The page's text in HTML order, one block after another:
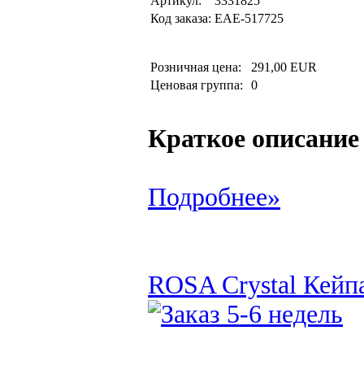
Код заказа: EAE-517725
Розничная цена:
291,00 EUR
Ценовая группа:
0
Краткое описание
Подробнее»
ROSA Crystal